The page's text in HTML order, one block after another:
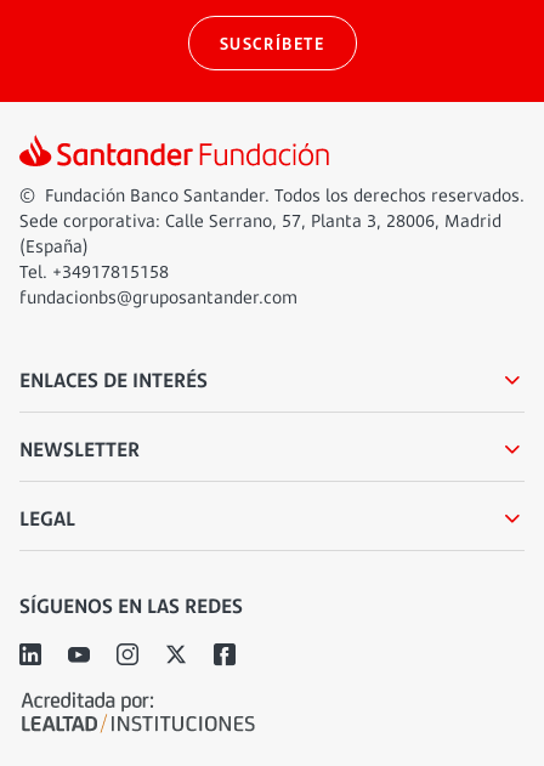
SUSCRÍBETE
© Fundación Banco Santander. Todos los derechos reservados.
Sede corporativa: Calle Serrano, 57, Planta 3, 28006, Madrid
(España)
Tel. +34917815158
fundacionbs@gruposantander.com
ENLACES DE INTERÉS
NEWSLETTER
LEGAL
SÍGUENOS EN LAS REDES